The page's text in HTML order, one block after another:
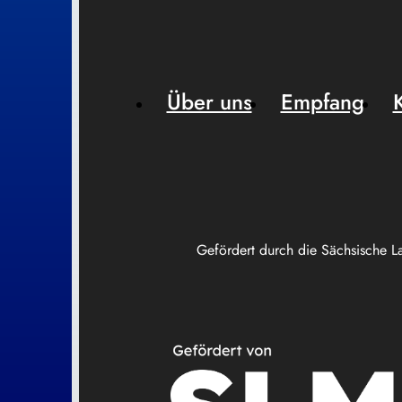
Gefördert durch die Sächsische
Über uns Empfang